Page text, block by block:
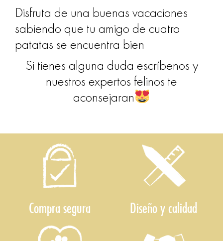
Disfruta de una buenas vacaciones
sabiendo que tu amigo de cuatro
patatas se encuentra bien
Si tienes alguna duda escríbenos y
nuestros expertos felinos te
aconsejaran
Compra segura Diseño y calidad